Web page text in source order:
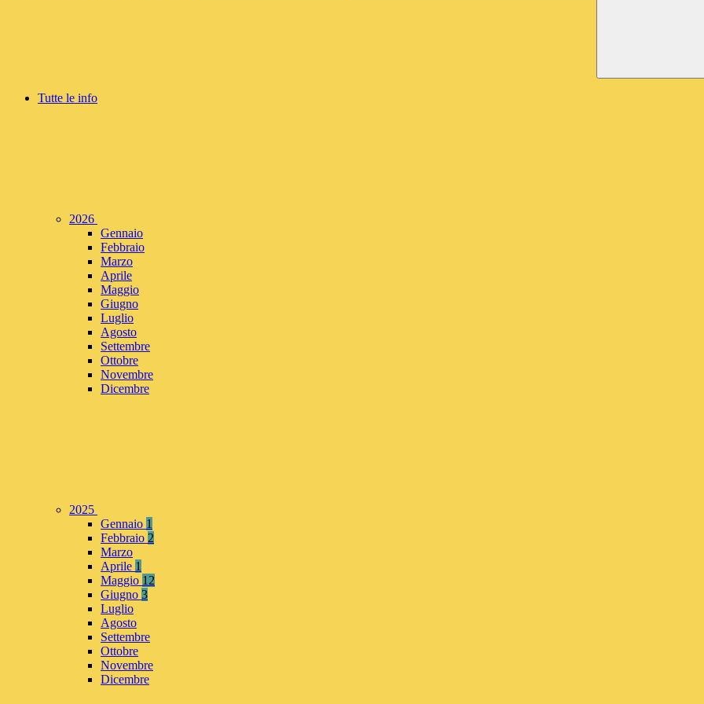
Tutte le info
2026
Gennaio
Febbraio
Marzo
Aprile
Maggio
Giugno
Luglio
Agosto
Settembre
Ottobre
Novembre
Dicembre
2025
Gennaio 1
Febbraio 2
Marzo
Aprile 1
Maggio 12
Giugno 3
Luglio
Agosto
Settembre
Ottobre
Novembre
Dicembre